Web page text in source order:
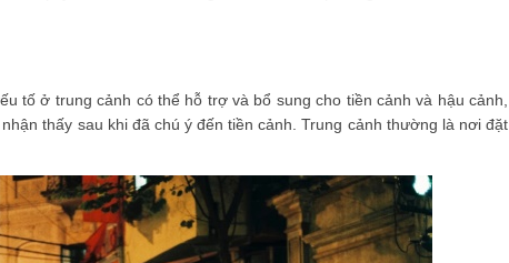
tố ở trung cảnh có thể hỗ trợ và bổ sung cho tiền cảnh và hậu cảnh,
thấy sau khi đã chú ý đến tiền cảnh. Trung cảnh thường là nơi đặt